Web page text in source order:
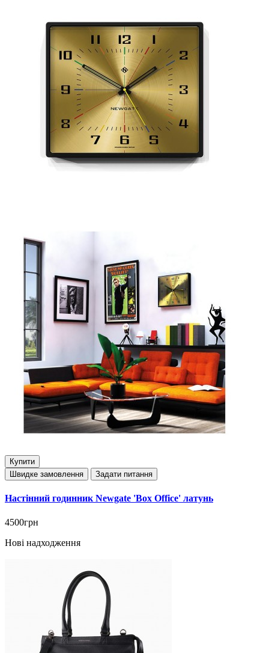
Купити
Швидке замовлення
Задати питання
Настінний годинник Newgate 'Box Office' латунь
4500грн
Нові надходження